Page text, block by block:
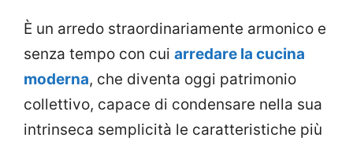
È un arredo straordinariamente armonico e
senza tempo con cui arredare la cucina
moderna, che diventa oggi patrimonio
collettivo, capace di condensare nella sua
intrinseca semplicità le caratteristiche più